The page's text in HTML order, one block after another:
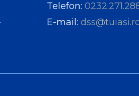
Telefon:
E-mail: